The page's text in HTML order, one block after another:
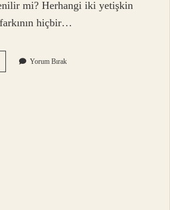
mi? Herhangi iki yetişkin
hiçbir…
Yorum Bırak